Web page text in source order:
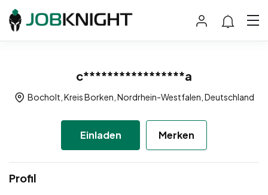
c*****************a
Bocholt, Kreis Borken, Nordrhein-Westfalen, Deutschland
Einladen Merken
Profil